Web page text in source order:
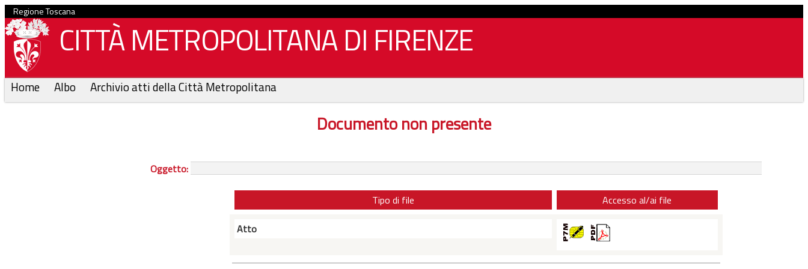
Regione Toscana
CITTÀ METROPOLITANA DI FIRENZE
Home Albo Archivio atti della Città Metropolitana
Documento non presente
Oggetto:
Tipo di file
Accesso al/ai file
Atto